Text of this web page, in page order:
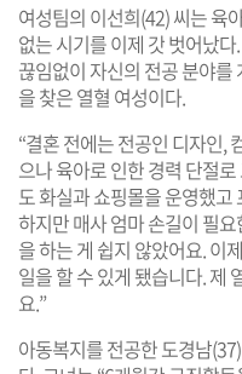
여성팀의 이선희(42) 씨는 육
없는 시기를 이제 갓 벗어났
끊임없이 자신의 전공 분야를
을 찾은 열혈 여성이다.
“결혼 전에는 전공인 디자인,
으나 육아로 인한 경력 단절
도 화실과 쇼핑몰을 운영했
하지만 매사 엄마 손길이 필
을 하는 게 쉽지 않았어요. 이
일을 할 수 있게 됐습니다. 제
요.”
아동복지를 전공한 도경남